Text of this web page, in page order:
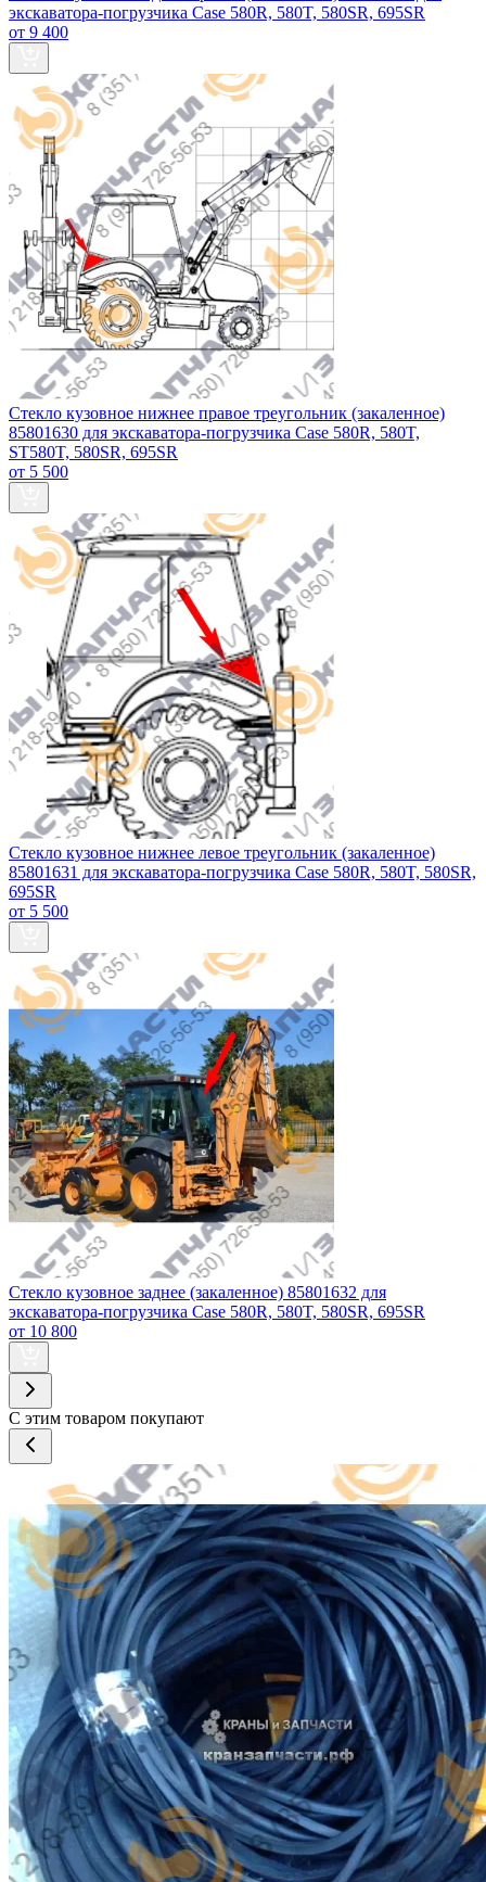
экскаватора-погрузчика Case 580R, 580T, 580SR, 695SR
от 9 400
Стекло кузовное нижнее правое треугольник (закаленное)
85801630 для экскаватора-погрузчика Case 580R, 580T,
ST580T, 580SR, 695SR
от 5 500
Стекло кузовное нижнее левое треугольник (закаленное)
85801631 для экскаватора-погрузчика Case 580R, 580T, 580SR,
695SR
от 5 500
Стекло кузовное заднее (закаленное) 85801632 для
экскаватора-погрузчика Case 580R, 580T, 580SR, 695SR
от 10 800
С этим товаром покупают